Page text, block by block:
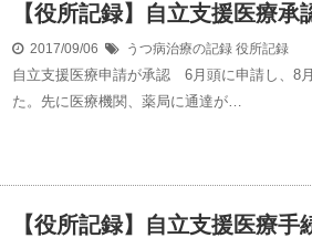
【役所記録】自立支援医療承
2017/09/06 うつ病治療の記録 役所記録
自立支援医療申請が承認 6月頭に申請し、8
た。先に医療機関、薬局に通達が…
【役所記録】自立支援医療手